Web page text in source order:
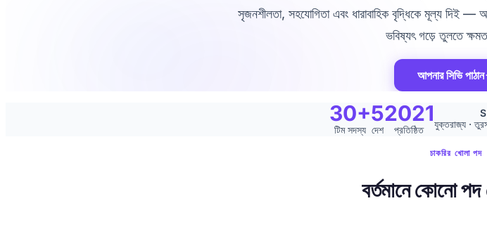
সৃজনশীলতা, সহযোগিতা এবং ধারাবাহিক বৃদ্ধিকে মূল্য দিই
ভবিষ্যৎ গড়ে তুলতে
আপনার সিভি পাঠান
30+
টিম সদস্য
5
দেশ
2021
প্রতিষ্ঠিত
যুক্তরাজ্য ·
চাকরির খোলা পদ
বর্তমানে কোনো